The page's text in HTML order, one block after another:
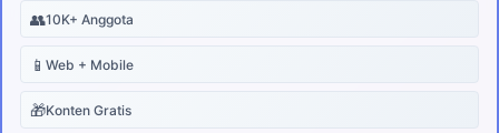
👥10K+ Anggota
📱 Web + Mobile
🎁Konten Gratis